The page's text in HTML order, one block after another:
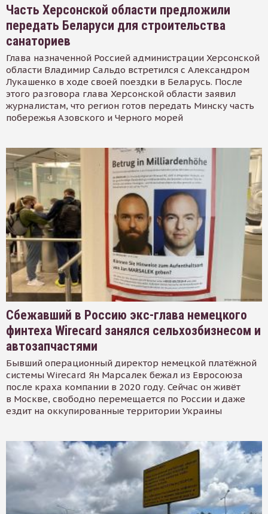
Часть Херсонской области предложили
передать Беларуси для строительства
санаториев
Глава назначенной Россией администрации Херсонской
области Владимир Сальдо встретился с Александром
Лукашенко в ходе своей поездки в Беларусь. После
этого разговора глава Херсонской области заявил
журналистам, что регион готов передать Минску часть
побережья Азовского и Черного морей
Сбежавший в Россию экс-глава немецкого
финтеха Wirecard занялся сельхозбизнесом и
автозапчастями
Бывший операционный директор немецкой платёжной
системы Wirecard Ян Марсалек бежал из Евросоюза
после краха компании в 2020 году. Сейчас он живёт
в Москве, свободно перемещается по России и даже
ездит на оккупированные территории Украины